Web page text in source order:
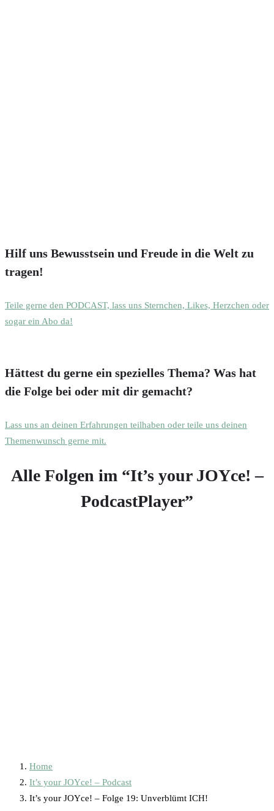
Hilf uns Bewusstsein und Freude in die Welt zu
tragen!
Teile gerne den PODCAST, lass uns Sternchen, Likes, Herzchen oder
sogar ein Abo da!
Hättest du gerne ein spezielles Thema? Was hat
die Folge bei oder mit dir gemacht?
Lass uns an deinen Erfahrungen teilhaben oder teile uns deinen
Themenwunsch gerne mit.
Alle Folgen im “It’s your JOYce! –
PodcastPlayer”
Home
It’s your JOYce! – Podcast
It’s your JOYce! – Folge 19: Unverblümt ICH!